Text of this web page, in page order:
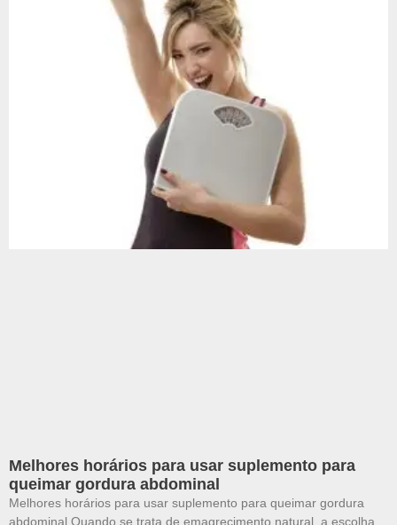
Melhores horários para usar suplemento para
queimar gordura abdominal
Melhores horários para usar suplemento para queimar gordura
abdominal Quando se trata de emagrecimento natural, a escolha